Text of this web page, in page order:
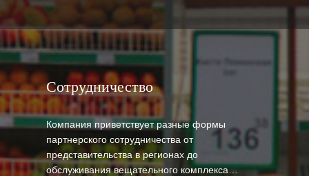
Сотрудничество
Компания приветствует разные формы
партнерского сотрудничества от
представительства в регионах до
обслуживания вещательного комплекса…